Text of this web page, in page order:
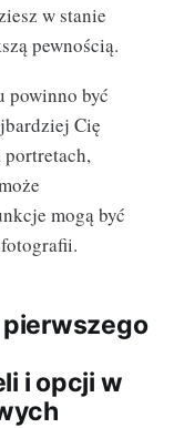
w stanie
pewnością.
powinno być
Cię
mogą być
i opcji w